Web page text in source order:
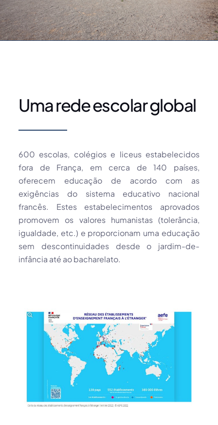
Uma rede escolar global
600 escolas, colégios e liceus estabelecidos
fora de França, em cerca de 140 países,
oferecem educação de acordo com as
exigências do sistema educativo nacional
francês. Estes estabelecimentos aprovados
promovem os valores humanistas (tolerância,
igualdade, etc.) e proporcionam uma educação
sem descontinuidades desde o jardim-de-
infância até ao bacharelato.